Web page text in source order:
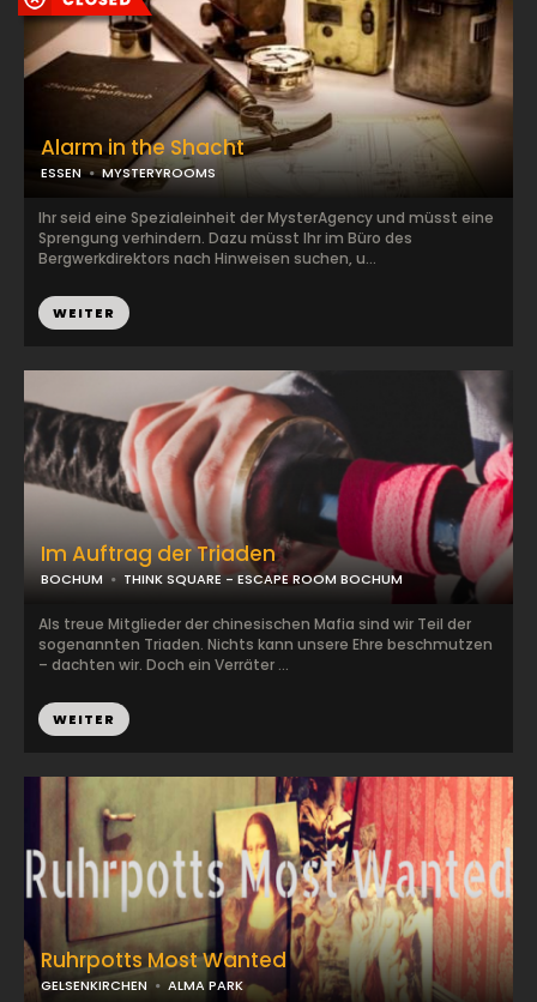
Alarm in the Shacht
ESSEN MYSTERYROOMS
Ihr seid eine Spezialeinheit der MysterAgency und müsst eine
Sprengung verhindern. Dazu müsst Ihr im Büro des
Bergwerkdirektors nach Hinweisen suchen, u...
WEITER
Im Auftrag der Triaden
BOCHUM THINK SQUARE - ESCAPE ROOM BOCHUM
Als treue Mitglieder der chinesischen Mafia sind wir Teil der
sogenannten Triaden. Nichts kann unsere Ehre beschmutzen
– dachten wir. Doch ein Verräter ...
WEITER
Ruhrpotts Most Wanted
GELSENKIRCHEN ALMA PARK